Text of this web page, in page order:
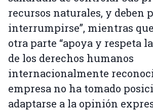
recursos naturales, y deben
interrumpirse”, mientras
otra parte “apoya y respeta
de los derechos humanos
internacionalmente
empresa no ha tomado
adaptarse a la opinión